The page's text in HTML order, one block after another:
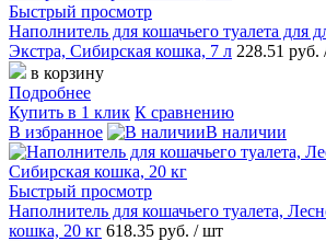
Быстрый просмотр
Наполнитель для кошачьего туалета для
Экстра, Сибирская кошка, 7 л 228.51 руб.
в корзину
Подробнее
Купить в 1 клик К сравнению
В избранное
В наличии
Быстрый просмотр
Наполнитель для кошачьего туалета,
кошка, 20 кг 618.35 руб. / шт